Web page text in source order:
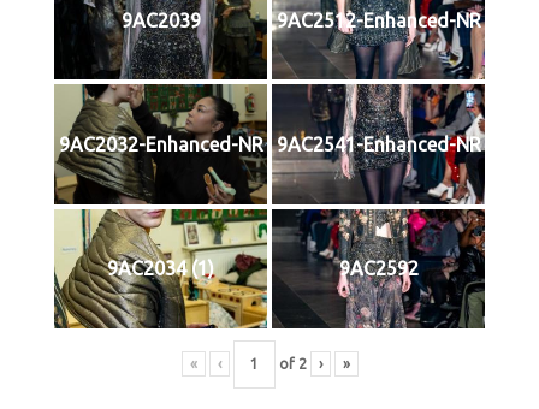
9AC2039 9AC2512-Enhanced-NR
9AC2032-Enhanced-NR 9AC2541-Enhanced-NR
9AC2034 (1) 9AC2592
« ‹ of 2 › »